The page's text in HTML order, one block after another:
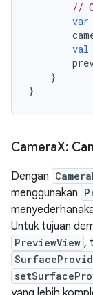
//
var
val
}
}
CameraX:
Dengan
menggunakan
Untuk tujuan
PreviewView ,